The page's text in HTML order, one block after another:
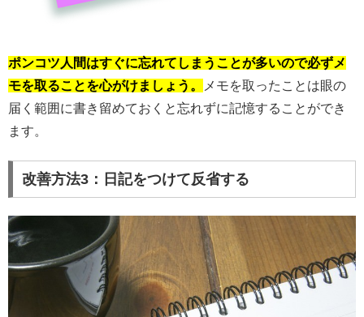
ポンコツ人間はすぐに忘れてしまうことが多いので必ずメ
モを取ることを心がけましょう。
メモを取ったことは眼の
届く範囲に書き留めておくと忘れずに記憶することができ
ます。
改善方法3：日記をつけて反省する